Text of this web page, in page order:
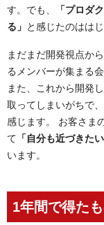
す。でも、
「プロダ
る」 と感じたのはは
まだまだ開発視点か
るメンバーが集まる
また、これから開発
取ってしまいがちで
感じます。 お客さま
て 「自分も近づきた
います。
1年間で得た